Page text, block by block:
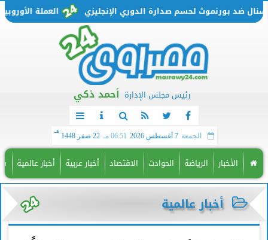
العملة الأوروبية تتحرك من جديد.. بورنموث لحسم صدارة الدوري الإنجليزي
رئيس مجلس الإدارة أحمد ذكي
الجمعة 7 أغسطس 2026 06:51 مـ 22 صفر 1448
هـ
الأخبار الرياضة الحوادث الاقتصاد أخبار عربية أخبار عالمية
أخبار عالمية